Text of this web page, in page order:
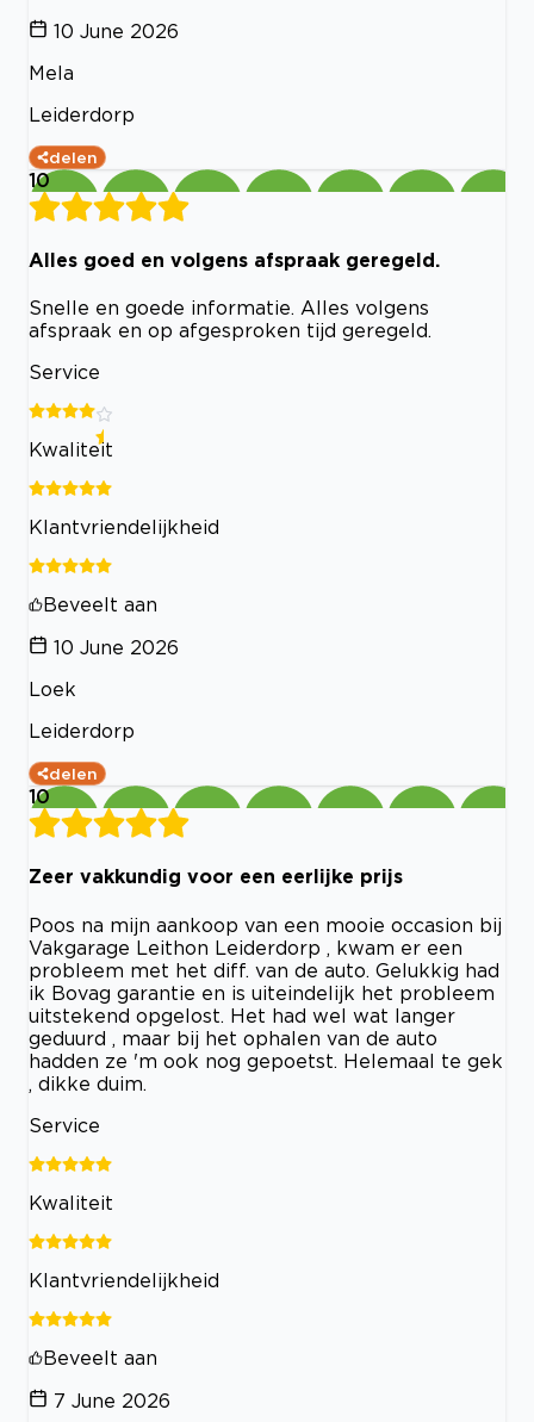
10 June 2026
Mela
Leiderdorp
delen
10
Alles goed en volgens afspraak geregeld.
Snelle en goede informatie. Alles volgens
afspraak en op afgesproken tijd geregeld.
Service
Kwaliteit
Klantvriendelijkheid
Beveelt aan
10 June 2026
Loek
Leiderdorp
delen
10
Zeer vakkundig voor een eerlijke prijs
Poos na mijn aankoop van een mooie occasion bij
Vakgarage Leithon Leiderdorp , kwam er een
probleem met het diff. van de auto. Gelukkig had
ik Bovag garantie en is uiteindelijk het probleem
uitstekend opgelost. Het had wel wat langer
geduurd , maar bij het ophalen van de auto
hadden ze 'm ook nog gepoetst. Helemaal te gek
, dikke duim.
Service
Kwaliteit
Klantvriendelijkheid
Beveelt aan
7 June 2026